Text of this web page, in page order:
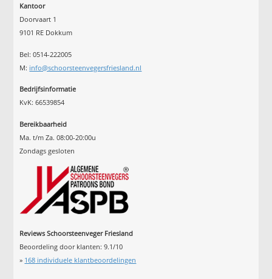
Kantoor
Doorvaart 1
9101 RE Dokkum
Bel: 0514-222005
M: info@schoorsteenvegersfriesland.nl
Bedrijfsinformatie
KvK: 66539854
Bereikbaarheid
Ma. t/m Za. 08:00-20:00u
Zondags gesloten
Reviews Schoorsteenveger Friesland
Beoordeling door klanten:9.1/10
» 168 individuele klantbeoordelingen